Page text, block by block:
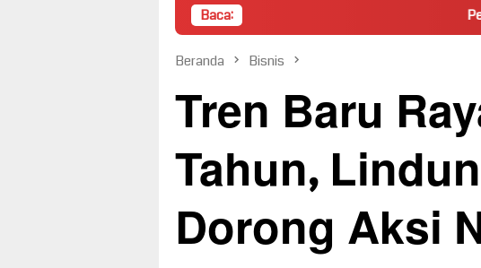
Baca: Pembongkaran
Beranda Bisnis
Tren Baru
Tahun,
Dorong Aksi